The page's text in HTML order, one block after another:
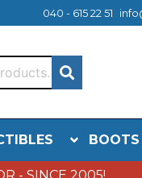
040 - 615 22 51
BOOTS